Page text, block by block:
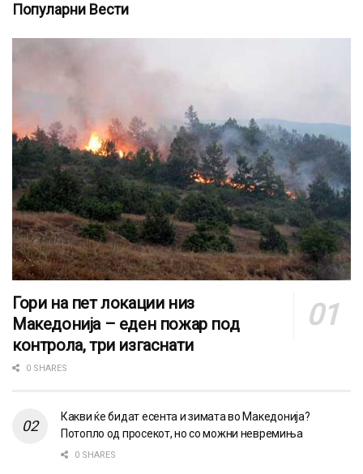
Популарни Вести
Гори на пет локации низ
Македонија – еден пожар под
контрола, три изгаснати
0 SHARES
Какви ќе бидат есента и зимата во Македонија?
Потопло од просекот, но со можни невремиња
0 SHARES